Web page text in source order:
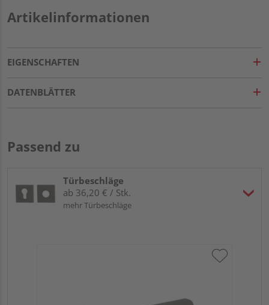
Artikelinformationen
EIGENSCHAFTEN
DATENBLÄTTER
Passend zu
Türbeschläge
ab 36,20 € / Stk.
mehr Türbeschläge